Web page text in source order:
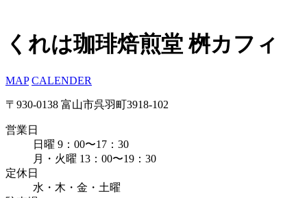
くれは珈琲焙煎堂 桝カフィ
MAP CALENDER
〒930-0138 富山市呉羽町3918-102
営業日
日曜 9：00〜17：30
月・火曜 13：00〜19：30
定休日
水・木・金・土曜